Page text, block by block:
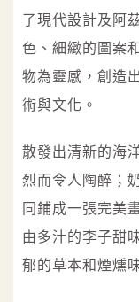
了現代設計及阿
色、細緻的圖案
物為靈感，創造
術與文化。
散發出清新的海
烈而令人陶醉；
同鋪成一張完美
由多汁的李子甜
郁的草本和煙燻